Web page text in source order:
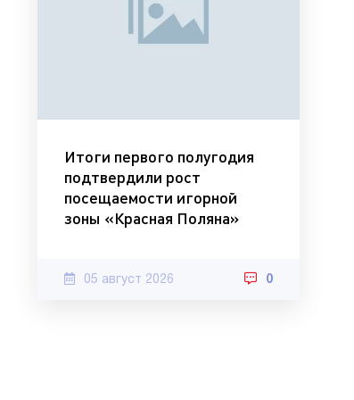
Итоги первого полугодия
подтвердили рост
посещаемости игорной
зоны «Красная Поляна»
05 август 2026 0